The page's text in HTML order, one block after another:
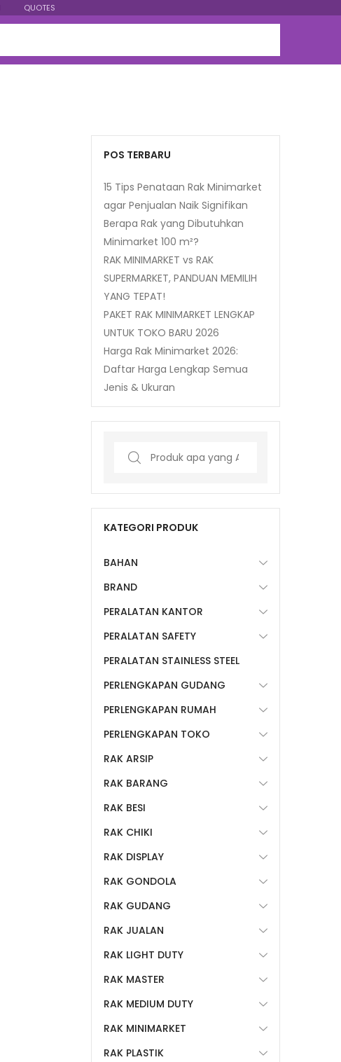
QUOTES
POS TERBARU
15 Tips Penataan Rak Minimarket
agar Penjualan Naik Signifikan
Berapa Rak yang Dibutuhkan
Minimarket 100 m²?
RAK MINIMARKET vs RAK
SUPERMARKET, PANDUAN MEMILIH
YANG TEPAT!
PAKET RAK MINIMARKET LENGKAP
UNTUK TOKO BARU 2026
Harga Rak Minimarket 2026:
Daftar Harga Lengkap Semua
Jenis & Ukuran
Search
KATEGORI PRODUK
BAHAN
BRAND
PERALATAN KANTOR
PERALATAN SAFETY
PERALATAN STAINLESS STEEL
PERLENGKAPAN GUDANG
PERLENGKAPAN RUMAH
PERLENGKAPAN TOKO
RAK ARSIP
RAK BARANG
RAK BESI
RAK CHIKI
RAK DISPLAY
RAK GONDOLA
RAK GUDANG
RAK JUALAN
RAK LIGHT DUTY
RAK MASTER
RAK MEDIUM DUTY
RAK MINIMARKET
RAK PLASTIK